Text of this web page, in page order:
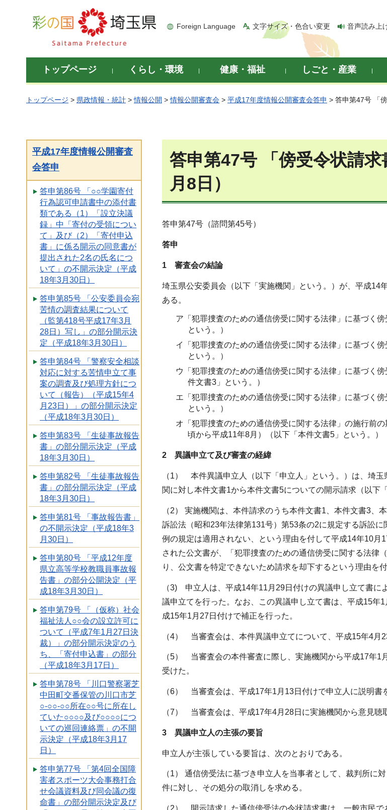
彩の国 埼玉県
Foreign Language 文字サイズ・色合い変更 音声読み上
トップページ くらし・環境 健康・福祉 しごと・産業
トップページ > 県政情報・統計 >情報公開 >情報公開審査会 > 平成17年度情報公開審査会答申 > 答申第47号 「
平成17年度情報公開審査
会答申
答申第86号 「○○学園寄付
行為認可申請書中の添付書
類である（1）「設立決議
録」中「寄付の受領につい
て」及び（2）「寄付申込
書」に係る開示の同意書が
提出された2名の氏名につ
いて」の不開示決定（平成
18年3月30日）
答申第85号 「公安委員会宛
苦情の調査結果について
（監第418号平成17年3月
28日）写し」の部分開示決
定（平成18年3月30日）
答申第84号 「警察安全相談
対応に対する苦情申立て事
案の調査及び処理方針につ
いて（報告）（平成15年4
月23日）」の部分開示決定
（平成18年3月30日）
答申第83号 「生徒事故報告
書」の部分開示決定（平成
18年3月30日）
答申第82号 「生徒事故報告
書」の部分開示決定（平成
18年3月30日）
答申第81号 「事故報告書」
の不開示決定（平成18年3
月30日）
答申第80号 「平成12年度
県立高等学校教職員事故報
告書」の部分公開決定（平
成18年3月30日）
答申第79号 「（仮称）社会
福祉法人○○会の設立許可に
ついて（平成7年1月27日決
裁）」の部分開示決定のう
ち、「寄付申込書」の部分
（平成18年3月17日）
答申第78号 「川口警察署芝
中田町交番保管の川口市芝
○-○○-○○所在○○号に所在し
ていた○○○○及び○○○○につ
いての巡回連絡票」の不開
示決定（平成18年3月17
日）
答申第77号 「第4回全国障
害者スポーツ大会事務打合
せ会議資料及び同会議の復
命書」の部分開示決定及び
答申第47号 「傍受令状請
月8日）
答申第47号（諮問第45号）
答申
1 審査会の結論
埼玉県公安委員会（以下「実施機関」という。）が、平成
ある。
ア「犯罪捜査のための通信傍受に関する法律」に基づく
という。）
イ「犯罪捜査のための通信傍受に関する法律」に基づく
という。）
ウ「犯罪捜査のための通信傍受に関する法律」に基づく
件文書3」という。）
エ「犯罪捜査のための通信傍受に関する法律」に基づく
という。）
オ「犯罪捜査のための通信傍受に関する法律」の施行前
頃から平成11年8月）（以下「本件文書5」という。）
2 異議申立て及び審査の経緯
（1） 本件異議申立人（以下「申立人」という。）は、埼
関に対し本件文書1から本件文書5についての開示請求（以下
（2） 実施機関は、本件請求のうち本件文書1、本件文書3
訴訟法（昭和23年法律第131号）第53条の2に規定する訴訟
例の規定は適用されない、という理由を付して平成14年10
された公文書が、「犯罪捜査のための通信傍受に関する法律
り、公文書を特定できないため請求を却下するという理由を
（3) 申立人は、平成14年11月29日付けの異議申し立て書
議申立てを行った。なお、この異議申し立て書は、平成15
成15年1月27日付けで補正を行った。
（4） 当審査会は、本件異議申立てについて、平成15年4月
（5） 当審査会の本件審査に際し、実施機関から平成17年1
受けた。
（6） 当審査会は、平成17年1月13日付けで申立人に説明書
（7） 当審査会は、平成17年4月28日に実施機関から意見聴
3 異議申立人の主張の要旨
申立人が主張している要旨は、次のとおりである。
（1） 通信傍受法に基づき申立人を当事者として、裁判所
件に対し、その処分の取消しを求める。